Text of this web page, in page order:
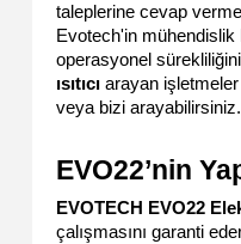
taleplerine cevap
Evotech'in
operasyonel
ısıtıcı arayan
veya bizi arayabilirsiniz.
EVO22’nin
EVOTECH EVO22
çalışmasını garanti